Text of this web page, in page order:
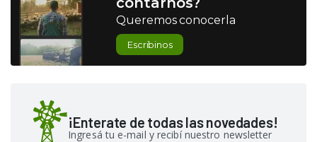
Queremos conocerla
Escribinos
¡Enterate de todas las novedades!
Ingresá tu e-mail y recibí nuestro newsletter